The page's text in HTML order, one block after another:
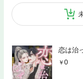
恋は治
0